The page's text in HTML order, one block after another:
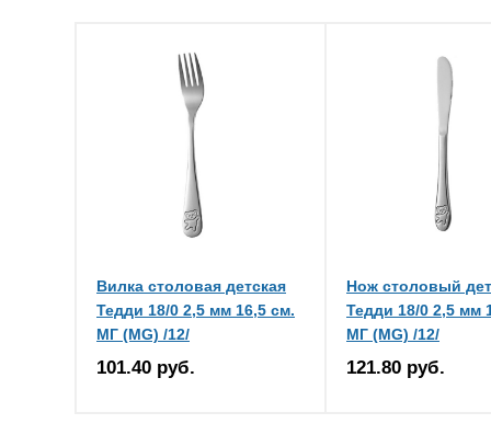
Вилка столовая детская
Тедди 18/0 2,5 мм 16,5 см.
МГ (MG) /12/
101.40 руб.
Нож столовый
Тедди 18/0 2,5 мм
МГ (MG) /12/
121.80 руб.